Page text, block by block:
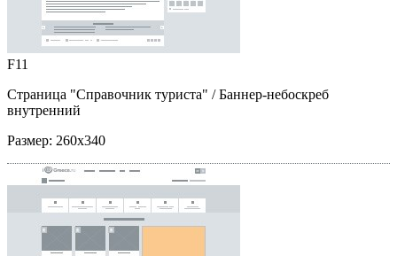
F11
Страница "Справочник туриста" / Баннер-небоскреб
внутренний
Размер: 260x340